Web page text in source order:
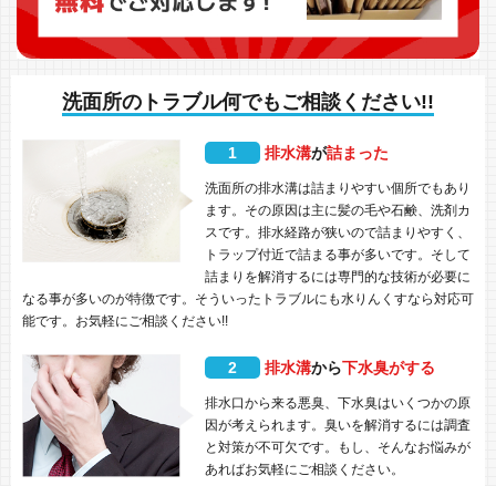
洗面所のトラブル何でもご相談ください!!
1 排水溝が詰まった
洗面所の排水溝は詰まりやすい個所でもあり
ます。その原因は主に髪の毛や石鹸、洗剤カ
スです。排水経路が狭いので詰まりやすく、
トラップ付近で詰まる事が多いです。そして
詰まりを解消するには専門的な技術が必要に
なる事が多いのが特徴です。そういったトラブルにも水りんくすなら対応可
能です。お気軽にご相談ください!!
2 排水溝から下水臭がする
排水口から来る悪臭、下水臭はいくつかの原
因が考えられます。臭いを解消するには調査
と対策が不可欠です。もし、そんなお悩みが
あればお気軽にご相談ください。